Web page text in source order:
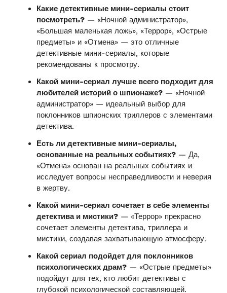
Какие детективные мини-сериалы стоит
посмотреть?— «Ночной администратор»,
«Большая маленькая ложь», «Террор», «Острые
предметы» и «Отмена» — это отличные
детективные мини-сериалы, которые
рекомендованы к просмотру.
Какой мини-сериал лучше всего подходит для
любителей историй о шпионаже?— «Ночной
администратор» — идеальный выбор для
поклонников шпионских триллеров с элементами
детектива.
Есть ли детективные мини-сериалы,
основанные на реальных событиях?— Да,
«Отмена» основан на реальных событиях и
исследует вопросы несправедливости и неверия
в жертву.
Какой мини-сериал сочетает в себе элементы
детектива и мистики?— «Террор» прекрасно
сочетает элементы детектива, триллера и
мистики, создавая захватывающую атмосферу.
Какой сериал подойдет для поклонников
психологических драм?— «Острые предметы»
подойдут для тех, кто любит детективы с
глубокой психологической составляющей.